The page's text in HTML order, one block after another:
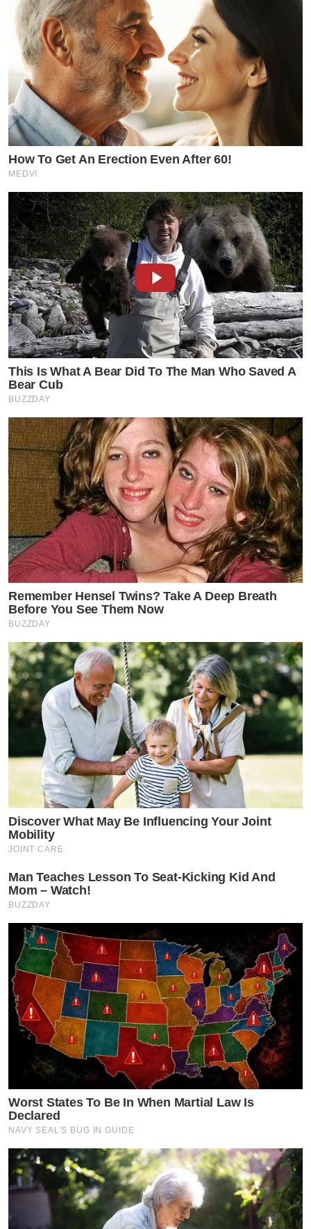
How To Get An Erection Even After 60!
MEDVI
This Is What A Bear Did To The Man Who Saved A
Bear Cub
BUZZDAY
Remember Hensel Twins? Take A Deep Breath
Before You See Them Now
BUZZDAY
Discover What May Be Influencing Your Joint
Mobility
JOINT CARE
Man Teaches Lesson To Seat-Kicking Kid And
Mom – Watch!
BUZZDAY
Worst States To Be In When Martial Law Is
Declared
NAVY SEAL'S BUG IN GUIDE